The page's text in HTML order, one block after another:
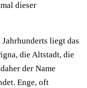
dieser
Jahrhunderts liegt das
die Altstadt, die
der Name
Enge, oft